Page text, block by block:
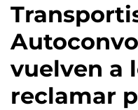
vuelven a
reclamar